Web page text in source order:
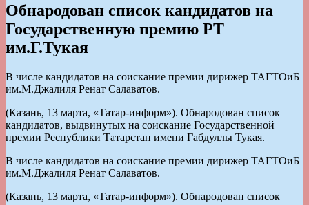
Обнародован список кандидатов на
Государственную премию РТ
им.Г.Тукая
В числе кандидатов на соискание премии дирижер ТАГТОиБ
им.М.Джалиля Ренат Салаватов.
(Казань, 13 марта, «Татар-информ»). Обнародован список
кандидатов, выдвинутых на соискание Государственной
премии Республики Татарстан имени Габдуллы Тукая.
В числе кандидатов на соискание премии дирижер ТАГТОиБ
им.М.Джалиля Ренат Салаватов.
(Казань, 13 марта, «Татар-информ»). Обнародован список